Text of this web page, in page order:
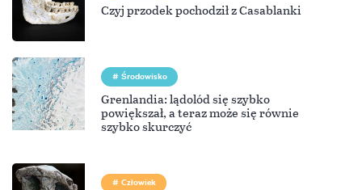
Czyj przodek pochodził z Casablanki
Środowisko
Grenlandia: lądolód się szybko
powiększał, a teraz może się równie
szybko skurczyć
Człowiek